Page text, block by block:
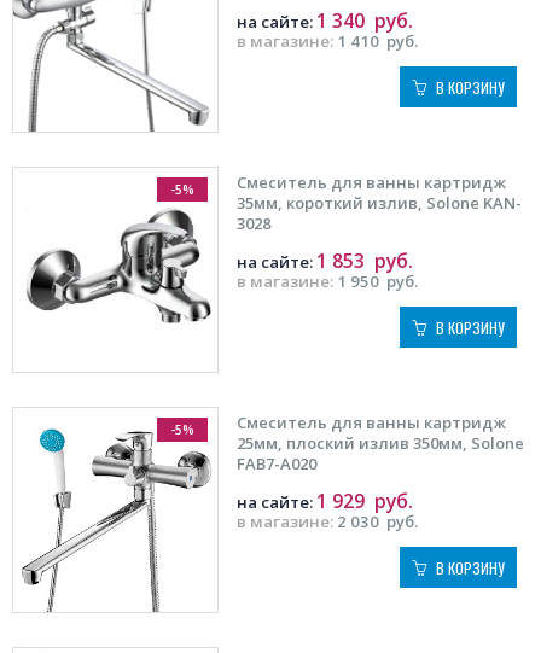
в магазине: 1 410 руб.
на сайте: 1 340 руб.
В КОРЗИНУ
-5%
Смеситель для ванны картридж
35мм, короткий излив, Solone KAN-
3028
в магазине: 1 950 руб.
на сайте: 1 853 руб.
В КОРЗИНУ
-5%
Смеситель для ванны картридж
25мм, плоский излив 350мм, Solone
FAB7-A020
в магазине: 2 030 руб.
на сайте: 1 929 руб.
В КОРЗИНУ